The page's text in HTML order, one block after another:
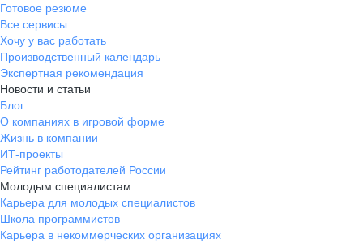
Готовое резюме
Все сервисы
Хочу у вас работать
Производственный календарь
Экспертная рекомендация
Новости и статьи
Блог
О компаниях в игровой форме
Жизнь в компании
ИТ-проекты
Рейтинг работодателей России
Молодым специалистам
Карьера для молодых специалистов
Школа программистов
Карьера в некоммерческих организациях